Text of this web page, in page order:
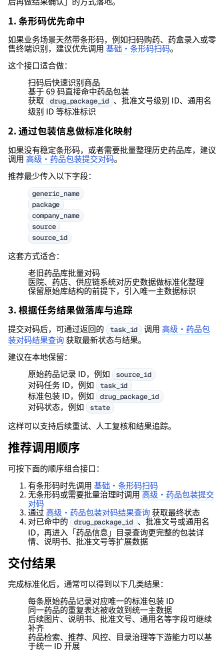
1. 条形码优先命中
如果业务场景天然带条形码，例如扫码购药、药盒录入或零
售终端识别，建议优先调用基础·条形码扫码。
这个接口适合做：
扫码后快速识别商品
基于 69 码直接命中药品包装
获取 drug_package_id 、批准文号级别 ID、通用名
级别 ID 等标准标识
2. 通过包装信息做标准化映射
如果没有稳定条形码，或者需要批量整理历史药品库，建议
调用 高级·药品包装提交对码。
推荐最少传入以下字段：
generic_name
package
company_name
source
source_id
这套方式适合：
老旧药品库批量对码
医院、药店、供应链系统对历史数据做标准化整理
保留原始库结构的前提下，引入唯一主数据标识
3. 根据任务结果做落库与追踪
提交对码后，可通过返回的 task_id 调用 高级·药品包
装对码结果查询 获取最新状态与结果。
建议在本地保留：
原始药品记录 ID，例如
source_id
对码任务 ID，例如 task_id
标准包装 ID，例如 drug_package_id
对码状态，例如 state
这样可以支持后续重试、人工复核和结果追踪。
推荐调用顺序
可按下面的顺序组合接口：
有条形码时先调用 基础·条形码扫码
无条形码或需要批量治理时调用高级·药品包装提交
对码
通过 高级·药品包装对码结果查询 获取最终状态
对已命中的 drug_package_id 、批准文号或通用名
ID，再进入「药品信息」目录查询更完整的包装详
情、说明书、批准文号等扩展数据
交付结果
完成标准化后，通常可以得到以下几类结果：
每条原始药品记录对应唯一的标准包装 ID
同一药品的重复表达被收敛到统一主数据
后续图片、说明书、批准文号、通用名等字段可继续
补齐
药品检索、推荐、风控、目录治理等下游能力可以基
于统一 ID 开展